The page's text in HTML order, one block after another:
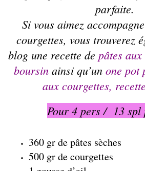
parfaite.
Si vous aimez
courgettes, vous trouverez
blog une recette de pâtes
boursin ainsi qu’un one pot
aux courgettes,
Pour 4 pers / 13 spl
360 gr depâtes sèches
500 gr decourgettes